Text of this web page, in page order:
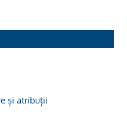
și atribuții